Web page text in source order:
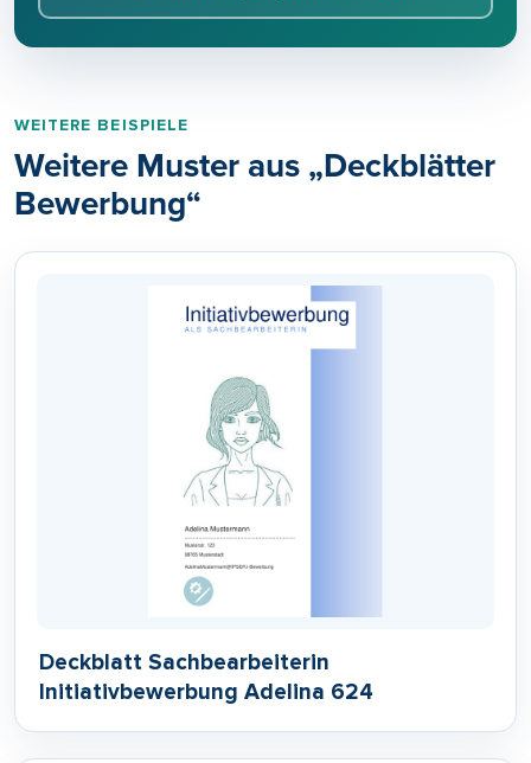
WEITERE BEISPIELE
Weitere Muster aus „Deckblätter
Bewerbung“
Deckblatt Sachbearbeiterin
Initiativbewerbung Adelina 624